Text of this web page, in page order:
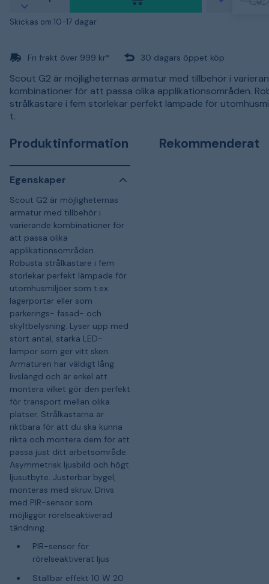
Skickas om 10-17 dagar
Fri frakt över 999 kr* 30 dagars öppet köp
Scout G2 är möjligheternas armatur med tillbehör i
kombinationer för att passa olika applikationsområden.
strålkastare i fem storlekar perfekt lämpade för
t.
Produktinformation
Egenskaper
Scout G2 är möjligheternas
armatur med tillbehör i
varierande kombinationer för
att passa olika
applikationsområden.
Robusta strålkastare i fem
storlekar perfekt lämpade för
utomhusmiljöer som t.ex.
lagerportar eller som
parkerings- fasad- och
skyltbelysning. Lyser upp med
stort antal, starka LED-
lampor som ger vitt sken.
Armaturen har väldigt lång
livslängd och är enkel att
montera vilket gör den perfekt
för transport mellan olika
platser. Strålkastarna är
riktbara för att du ska kunna
rikta och montera dem för att
passa just ditt arbetsområde.
Asymmetrisk ljusbild och högt
ljusutbyte. Justerbar bygel,
monteras med skruv. Drivs
med PIR-sensor som
möjliggör rörelseaktiverad
tändning.
PIR-sensor för
rörelseaktiverat ljus
Ställbar effekt 10 W 20
Rekommenderat